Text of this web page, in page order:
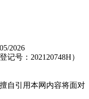
2026
号：202120748H）
自引用本网内容将面对